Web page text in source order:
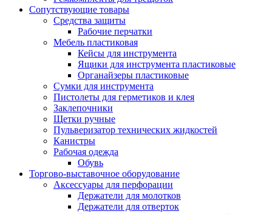
Сопутствующие товары
Средства защиты
Рабочие перчатки
Мебель пластиковая
Кейсы для инструмента
Ящики для инструмента пластиковые
Органайзеры пластиковые
Сумки для инструмента
Пистолеты для герметиков и клея
Заклепочники
Щетки ручные
Пульверизатор технических жидкостей
Канистры
Рабочая одежда
Обувь
Торгово-выставочное оборудование
Аксессуары для перфорации
Держатели для молотков
Держатели для отверток